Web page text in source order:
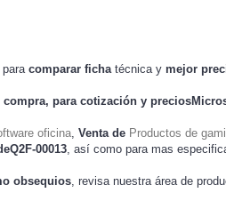
para comparar ficha técnica y mejor
compra, para cotización y
oficina Venta de Productos de
00013 , así como para mas
obsequios, revisa nuestra área de